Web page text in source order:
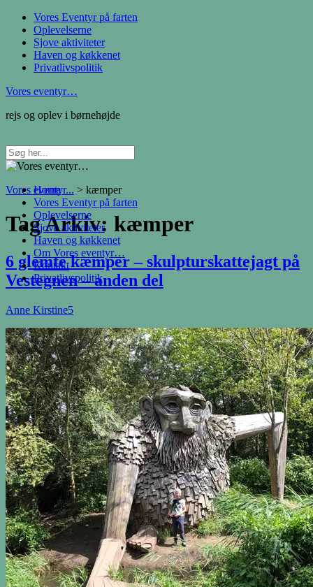
Vores Eventyr på farten
Oplevelserne
Sjove aktiviteter
Haven og køkkenet
Privatlivspolitik
Vores eventyr…
rejs og oplev i børnehøjde
Home
Vores Eventyr på farten
Oplevelserne
Sjove aktiviteter
Haven og køkkenet
Om Vores eventyr…
Kontakt
Privatlivspolitik
Vores eventyr... > kæmper
Tag Arkiv: kæmper
6 glemte kæmper – skulpturskattejagt på
Vestegnen – anden del
Anne Kirstine5